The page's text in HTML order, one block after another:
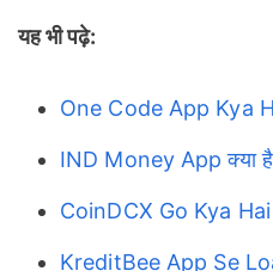
यह भी पढ़े:
One Code App Kya
IND Money App क्या
CoinDCX Go Kya Hai
KreditBee App Se